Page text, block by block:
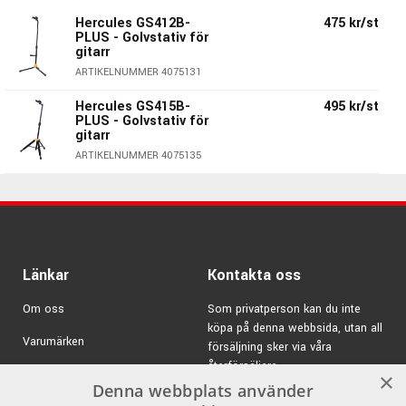
Till hängaren ingår två gummihylsor (N.I.N.A.) som du kan
montera på stagen som gitarren hänger på. Detta gör
en bredd ända ner till 28mm.
Specifikationer GS414B-PLUS:
Passar:Akustisk gitarr,Elgitarr, och Elbas.
Vikt:
Basradie:
710 mm x 155 mm x 110 mm
Pris per styck
HERCULES Stands - Innovativa, solida och
Hercules GS412B-
PLUS - Golvstativ för
gitarr
ARTIKELNUMMER 4075131
475 kr/st
Hercules GS415B-
PLUS - Golvstativ för
gitarr
ARTIKELNUMMER 4075135
495 kr/st
Länkar
Om oss
Varumärken
Kontakta oss
Som privatperson kan du inte
köpa på denna webbsida, utan all
försäljning sker via våra
återförsäljare.
E-post:info@emnordic.se
×
Denna webbplats använder